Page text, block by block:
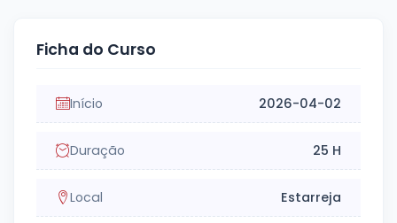
Ficha do Curso
Início 2026-04-02
Duração 25 H
Local Estarreja